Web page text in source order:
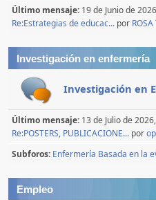
Último mensaje: 19 de Junio de
Re:Estrategias de educac... por ROSA
Investigación en enfermería
Investigación en
Último mensaje: 13 de Julio de
Re:POSTERS, PUBLICACIONE... por
Subforos Enfermería Basada en la
Empleo